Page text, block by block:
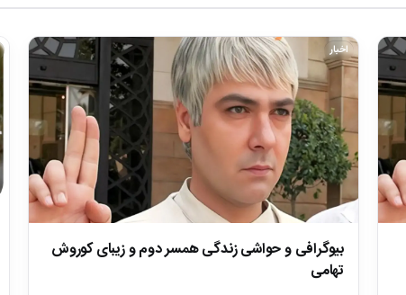
اخبار
بیوگرافی و حواشی زندگی همسر دوم و زیبای کوروش
تهامی